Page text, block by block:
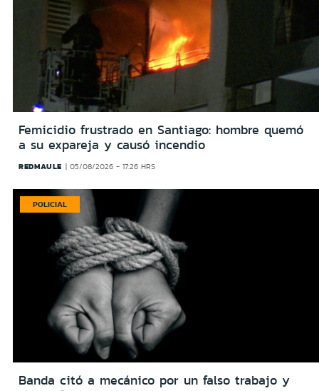
Femicidio frustrado en Santiago: hombre quemó
a su expareja y causó incendio
REDMAULE 05/08/2026 - 17:26 HRS
POLICIAL
Banda citó a mecánico por un falso trabajo y